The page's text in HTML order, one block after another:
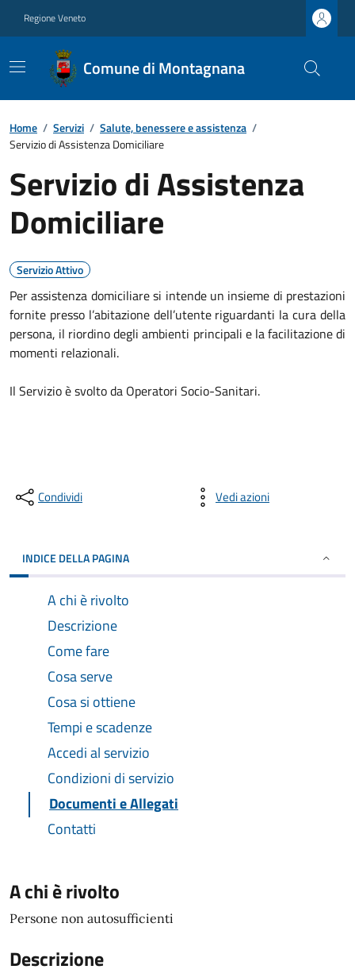
Regione Veneto
Comune di Montagnana
Home / Servizi / Salute, benessere e assistenza /
Servizio di Assistenza Domiciliare
Servizio di Assistenza
Domiciliare
Servizio Attivo
Per assistenza domiciliare si intende un insieme di prestazioni
fornite presso l’abitazione dell’utente riguardanti la cura della
persona, il riordino degli ambienti principali e la facilitazione di
momenti relazionali.
Il Servizio è svolto da Operatori Socio-Sanitari.
Condividi Vedi azioni
INDICE DELLA PAGINA
A chi è rivolto
Descrizione
Come fare
Cosa serve
Cosa si ottiene
Tempi e scadenze
Accedi al servizio
Condizioni di servizio
Documenti e Allegati
Contatti
A chi è rivolto
Persone non autosufficienti
Descrizione